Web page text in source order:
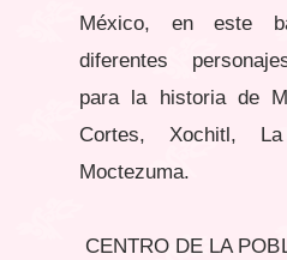
México, en este
diferentes
para la historia de
Cortes, Xochitl,
Moctezuma.
CENTRO DE LA